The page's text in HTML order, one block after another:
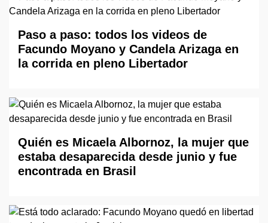
Paso a paso: todos los videos de
Facundo Moyano y Candela Arizaga en
la corrida en pleno Libertador
Quién es Micaela Albornoz, la mujer que
estaba desaparecida desde junio y fue
encontrada en Brasil